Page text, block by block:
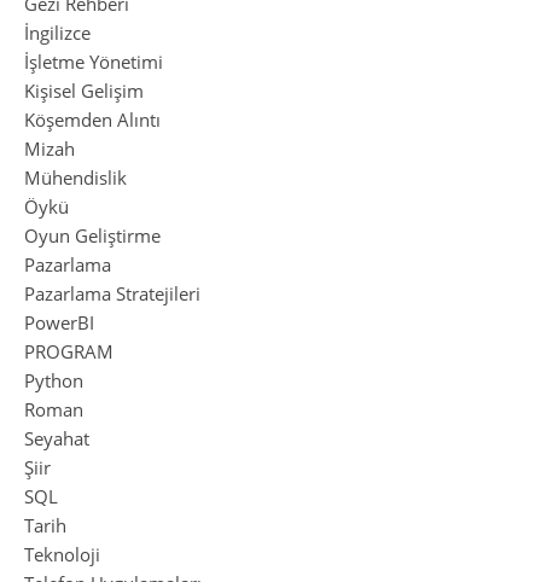
İngilizce
İşletme Yönetimi
Kişisel Gelişim
Köşemden Alıntı
Mizah
Mühendislik
Öykü
Oyun Geliştirme
Pazarlama
Pazarlama Stratejileri
PowerBI
PROGRAM
Python
Roman
Seyahat
Şiir
SQL
Tarih
Teknoloji